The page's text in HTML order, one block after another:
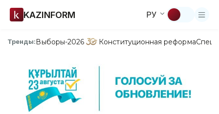
KAZINFORM РУ
Тренды:Выборы-2026 Конституционная реформа